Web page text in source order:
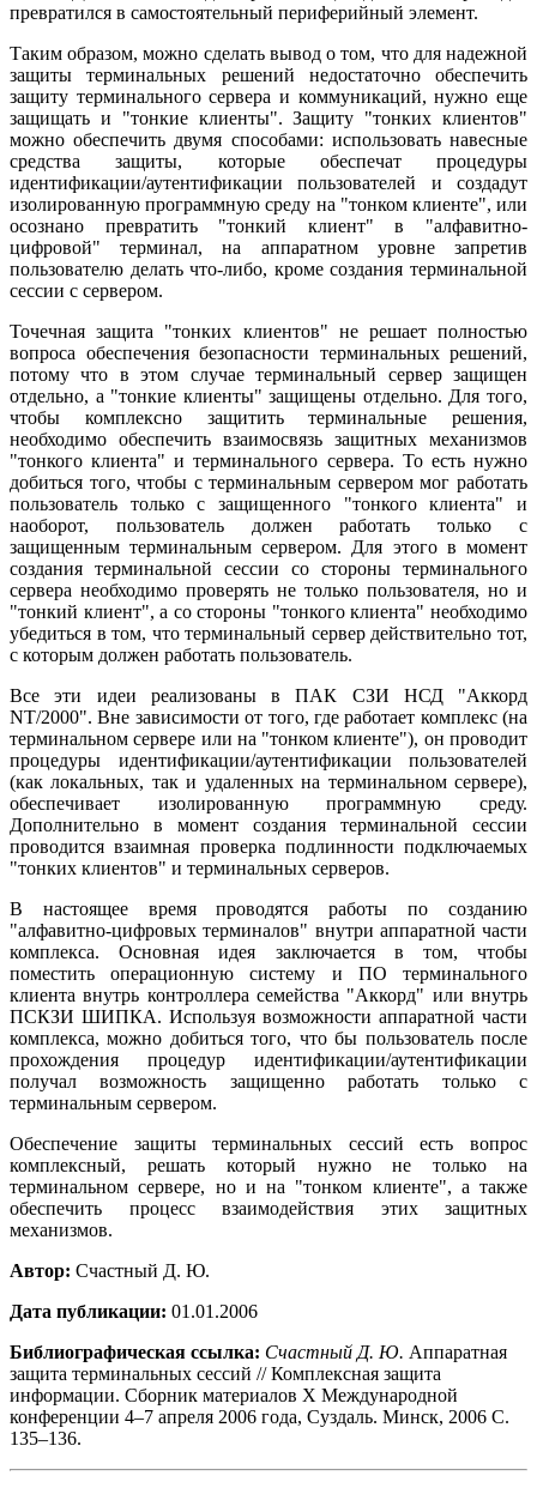
превратился в самостоятельный периферийный элемент.
Таким образом, можно сделать вывод о том, что для надежной
защиты терминальных решений недостаточно обеспечить
защиту терминального сервера и коммуникаций, нужно еще
защищать и "тонкие клиенты". Защиту "тонких клиентов"
можно обеспечить двумя способами: использовать навесные
средства защиты, которые обеспечат процедуры
идентификации/аутентификации пользователей и создадут
изолированную программную среду на "тонком клиенте", или
осознано превратить "тонкий клиент" в "алфавитно-
цифровой" терминал, на аппаратном уровне запретив
пользователю делать что-либо, кроме создания терминальной
сессии с сервером.
Точечная защита "тонких клиентов" не решает полностью
вопроса обеспечения безопасности терминальных решений,
потому что в этом случае терминальный сервер защищен
отдельно, а "тонкие клиенты" защищены отдельно. Для того,
чтобы комплексно защитить терминальные решения,
необходимо обеспечить взаимосвязь защитных механизмов
"тонкого клиента" и терминального сервера. То есть нужно
добиться того, чтобы с терминальным сервером мог работать
пользователь только с защищенного "тонкого клиента" и
наоборот, пользователь должен работать только с
защищенным терминальным сервером. Для этого в момент
создания терминальной сессии со стороны терминального
сервера необходимо проверять не только пользователя, но и
"тонкий клиент", а со стороны "тонкого клиента" необходимо
убедиться в том, что терминальный сервер действительно тот,
с которым должен работать пользователь.
Все эти идеи реализованы в ПАК СЗИ НСД "Аккорд
NT/2000". Вне зависимости от того, где работает комплекс (на
терминальном сервере или на "тонком клиенте"), он проводит
процедуры идентификации/аутентификации пользователей
(как локальных, так и удаленных на терминальном сервере),
обеспечивает изолированную программную среду.
Дополнительно в момент создания терминальной сессии
проводится взаимная проверка подлинности подключаемых
"тонких клиентов" и терминальных серверов.
В настоящее время проводятся работы по созданию
"алфавитно-цифровых терминалов" внутри аппаратной части
комплекса. Основная идея заключается в том, чтобы
поместить операционную систему и ПО терминального
клиента внутрь контроллера семейства "Аккорд" или внутрь
ПСКЗИ ШИПКА. Используя возможности аппаратной части
комплекса, можно добиться того, что бы пользователь после
прохождения процедур идентификации/аутентификации
получал возможность защищенно работать только с
терминальным сервером.
Обеспечение защиты терминальных сессий есть вопрос
комплексный, решать который нужно не только на
терминальном сервере, но и на "тонком клиенте", а также
обеспечить процесс взаимодействия этих защитных
механизмов.
Автор: Счастный Д. Ю.
Дата публикации: 01.01.2006
Библиографическая ссылка: Счастный Д. Ю. Аппаратная
защита терминальных сессий // Комплексная защита
информации. Сборник материалов X Международной
конференции 4–7 апреля 2006 года, Суздаль. Минск, 2006 С.
135–136.